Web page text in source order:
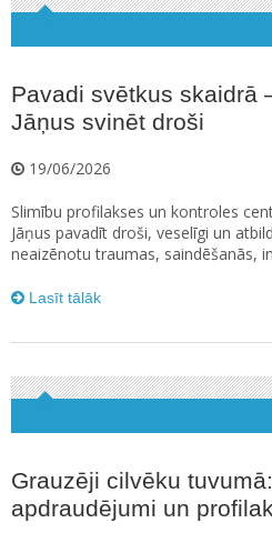
Pavadi svētkus skaidrā
Jāņus svinēt droši
19/06/2026
Slimību profilakses un kontroles
Jāņus pavadīt droši, veselīgi un
neaizēnotu traumas, saindēšanās,
Lasīt tālāk
Grauzēji cilvēku
apdraudējumi un